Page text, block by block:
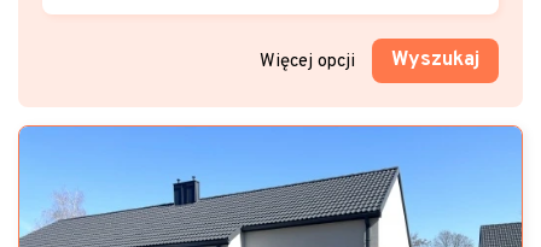
Więcej opcji Wyszukaj